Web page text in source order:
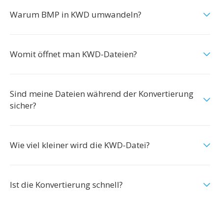
Warum BMP in KWD umwandeln?
Womit öffnet man KWD-Dateien?
Sind meine Dateien während der Konvertierung
sicher?
Wie viel kleiner wird die KWD-Datei?
Ist die Konvertierung schnell?